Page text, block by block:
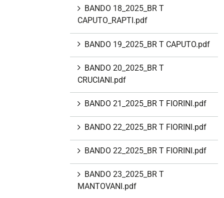
BANDO 18_2025_BR T
CAPUTO_RAPTI.pdf
BANDO 19_2025_BR T CAPUTO.pdf
BANDO 20_2025_BR T
CRUCIANI.pdf
BANDO 21_2025_BR T FIORINI.pdf
BANDO 22_2025_BR T FIORINI.pdf
BANDO 22_2025_BR T FIORINI.pdf
BANDO 23_2025_BR T
MANTOVANI.pdf